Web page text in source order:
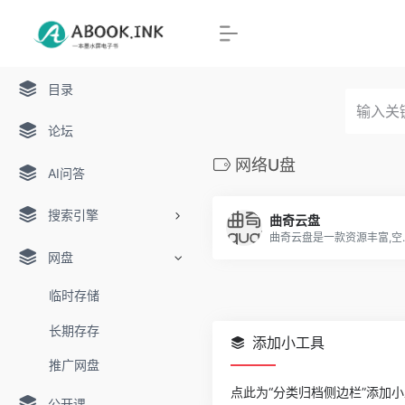
目录
论坛
AI问答
搜索引擎
网盘
临时存储
长期存存
推广网盘
网络U盘
曲奇云盘
曲奇云盘是一款资源丰富,空间大,
添加小工具
点此为“分类归档侧边栏”添加